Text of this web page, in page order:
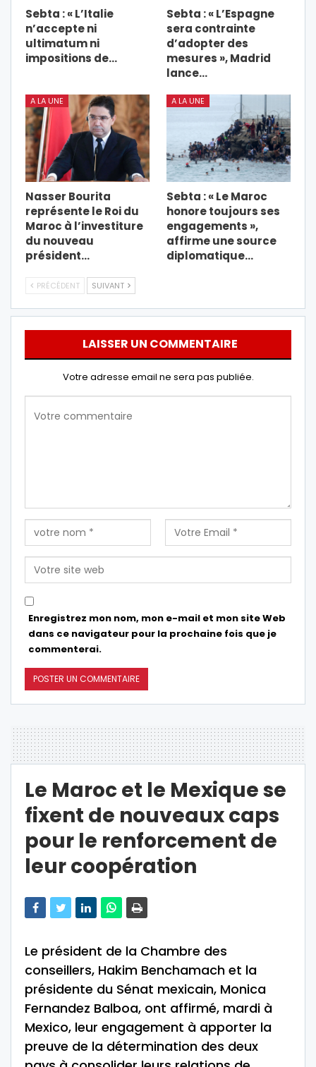
Sebta : « L’Italie
n’accepte ni
ultimatum ni
impositions de…
Sebta : « L’Espagne
sera contrainte
d’adopter des
mesures », Madrid
lance…
A LA UNE
Nasser Bourita
représente le Roi du
Maroc à l’investiture
du nouveau
président…
A LA UNE
Sebta : « Le Maroc
honore toujours ses
engagements »,
affirme une source
diplomatique…
PRÉCÉDENT SUIVANT
LAISSER UN COMMENTAIRE
Votre adresse email ne sera pas publiée.
Enregistrez mon nom, mon e-mail et mon site Web
dans ce navigateur pour la prochaine fois que je
commenterai.
Le Maroc et le Mexique se
fixent de nouveaux caps
pour le renforcement de
leur coopération
Le président de la Chambre des
conseillers, Hakim Benchamach et la
présidente du Sénat mexicain, Monica
Fernandez Balboa, ont affirmé, mardi à
Mexico, leur engagement à apporter la
preuve de la détermination des deux